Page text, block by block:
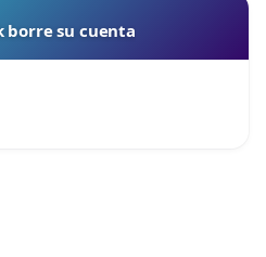
borre su cuenta